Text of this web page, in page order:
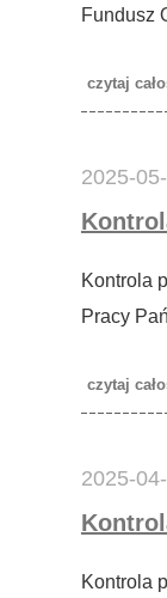
Fundusz
2025-
Kontrola
Pracy
2025-
Kontrola